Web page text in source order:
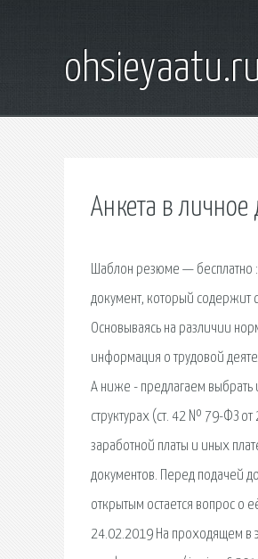
Анкета в личное
Шаблон резюме — бесплатно
документ, который содержит
Основываясь на различии
информация о трудовой
А ниже - предлагаем выбрать
структурах (ст. 42 № 79-ФЗ
заработной платы и иных
документов. Перед подачей
открытым остается вопрос о
24.02.2019 На проходящем в